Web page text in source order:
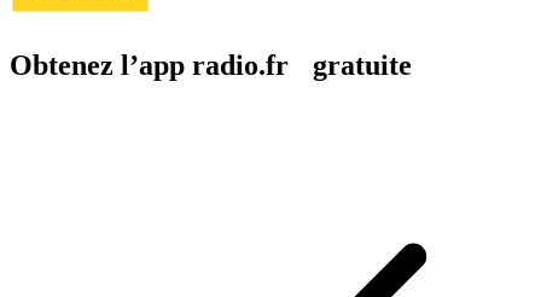
Obtenez l’app radio.fr gratuite